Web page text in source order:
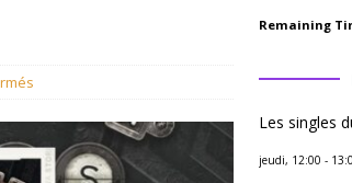
Remaining
Les singles
jeudi, 12:00 -